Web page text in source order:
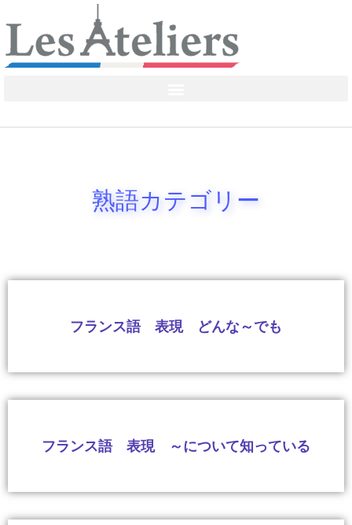
熟語カテゴリー
フランス語 表現 どんな～でも
フランス語 表現 ～について知っている